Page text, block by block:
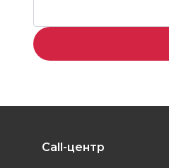
Call-центр